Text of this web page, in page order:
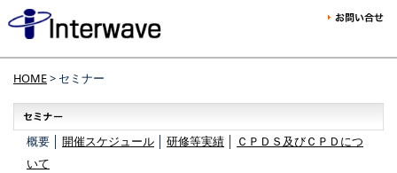
HOME> セミナー
概要 │ 開催スケジュール 研修等実績
ＣＰＤＳ及びＣＰＤにつ
いて